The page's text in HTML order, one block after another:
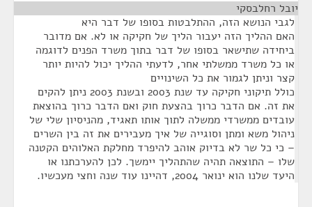
יובל רחלבסקי
לגבי הנושא הזה, ההתלבטות בסופו של דבר היא
האם ההליך הזה יעבור הליך של חקיקה או לא. אם מדובר
ביחידה שתישאר בסופו של דבר בתוך משרד הפנים לדוגמה
או כל משרד ממשלתי אחר, לדעתי ההליך יכול להיות יותר
קצר וניתן לגמור את כל השינויים
כולל תיקוני חקיקה עד שנת 2003 ובשנת 2003 ניתן להקים
את זה. אם הדבר כרוך בהצעת חוק ואם הדבר כרוך בהוצאת
עובדים ממשרדי ממשלה לתוך אותו תאגיד, מהניסיון שלי של
ניהול משא ומתן וסוגייה של איך מעבירים את זה בין השרים
– כי כל שר לא בדיוק אוהב להיפרד מחלקת האלוהים הקטנה
שלו – התוצאה תהיה שהתהליך יימשך. לכן להערכתנו או
היעד שלנו הוא ינואר 2004, דהיינו עוד שנה וחצי מעכשיו.